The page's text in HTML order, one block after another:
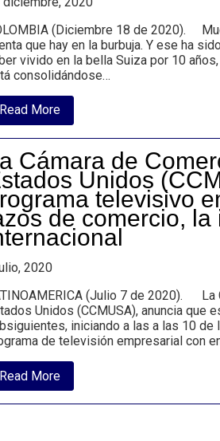
(Diciembre 18 de 2020).
que hay en la burbuja. Y ese ha
vivido en la bella Suiza por 10
consolidándose…
Read Moreabout
ANDRÉS
LINARES-
gestor
cultural,
marchante
de
arte
y
experto
en
creativo.
Cámara de
Unidos
televisivo
de comercio,
2020
(Julio 7 de 2020). La
Unidos (CCMUSA), anuncia
iniciando a las a las 10 de
de televisión empresarial con
Read Moreabout
La
Cámara